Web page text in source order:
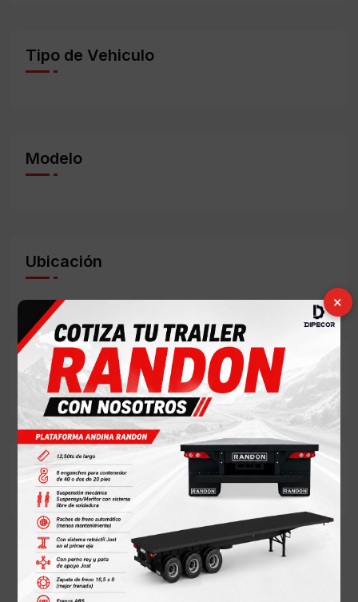
×
Tipo de Vehiculo
Modelo
Ubicación
Condición
Mostrando 0 camiones